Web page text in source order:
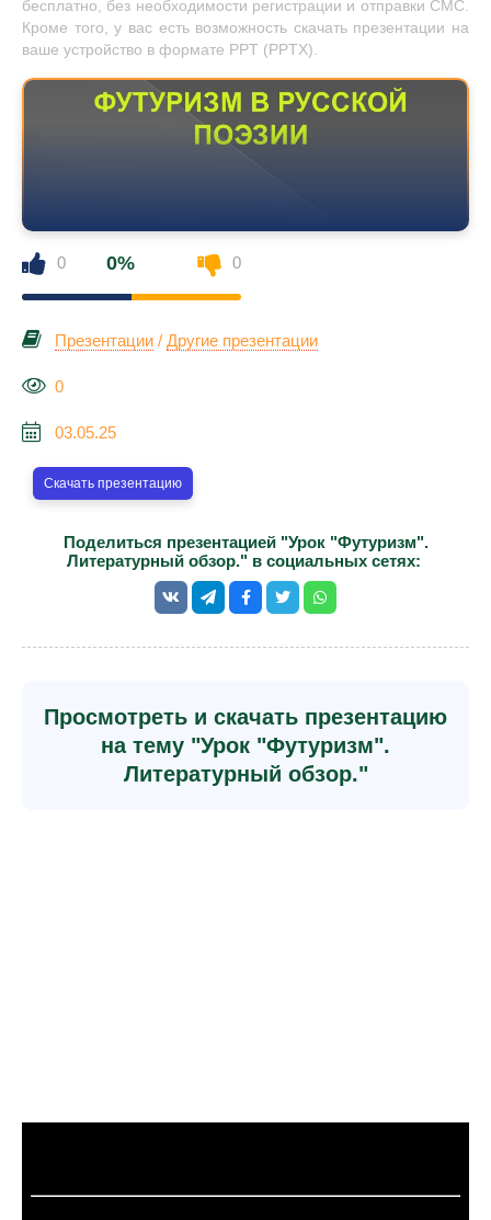
бесплатно, без необходимости регистрации и отправки СМС.
Кроме того, у вас есть возможность скачать презентации на
ваше устройство в формате PPT (PPTX).
0 0% 0
Презентации / Другие презентации
0
03.05.25
Скачать презентацию
Поделиться презентацией "Урок "Футуризм".
Литературный обзор." в социальных сетях:
Просмотреть и скачать презентацию
на тему "Урок "Футуризм".
Литературный обзор."